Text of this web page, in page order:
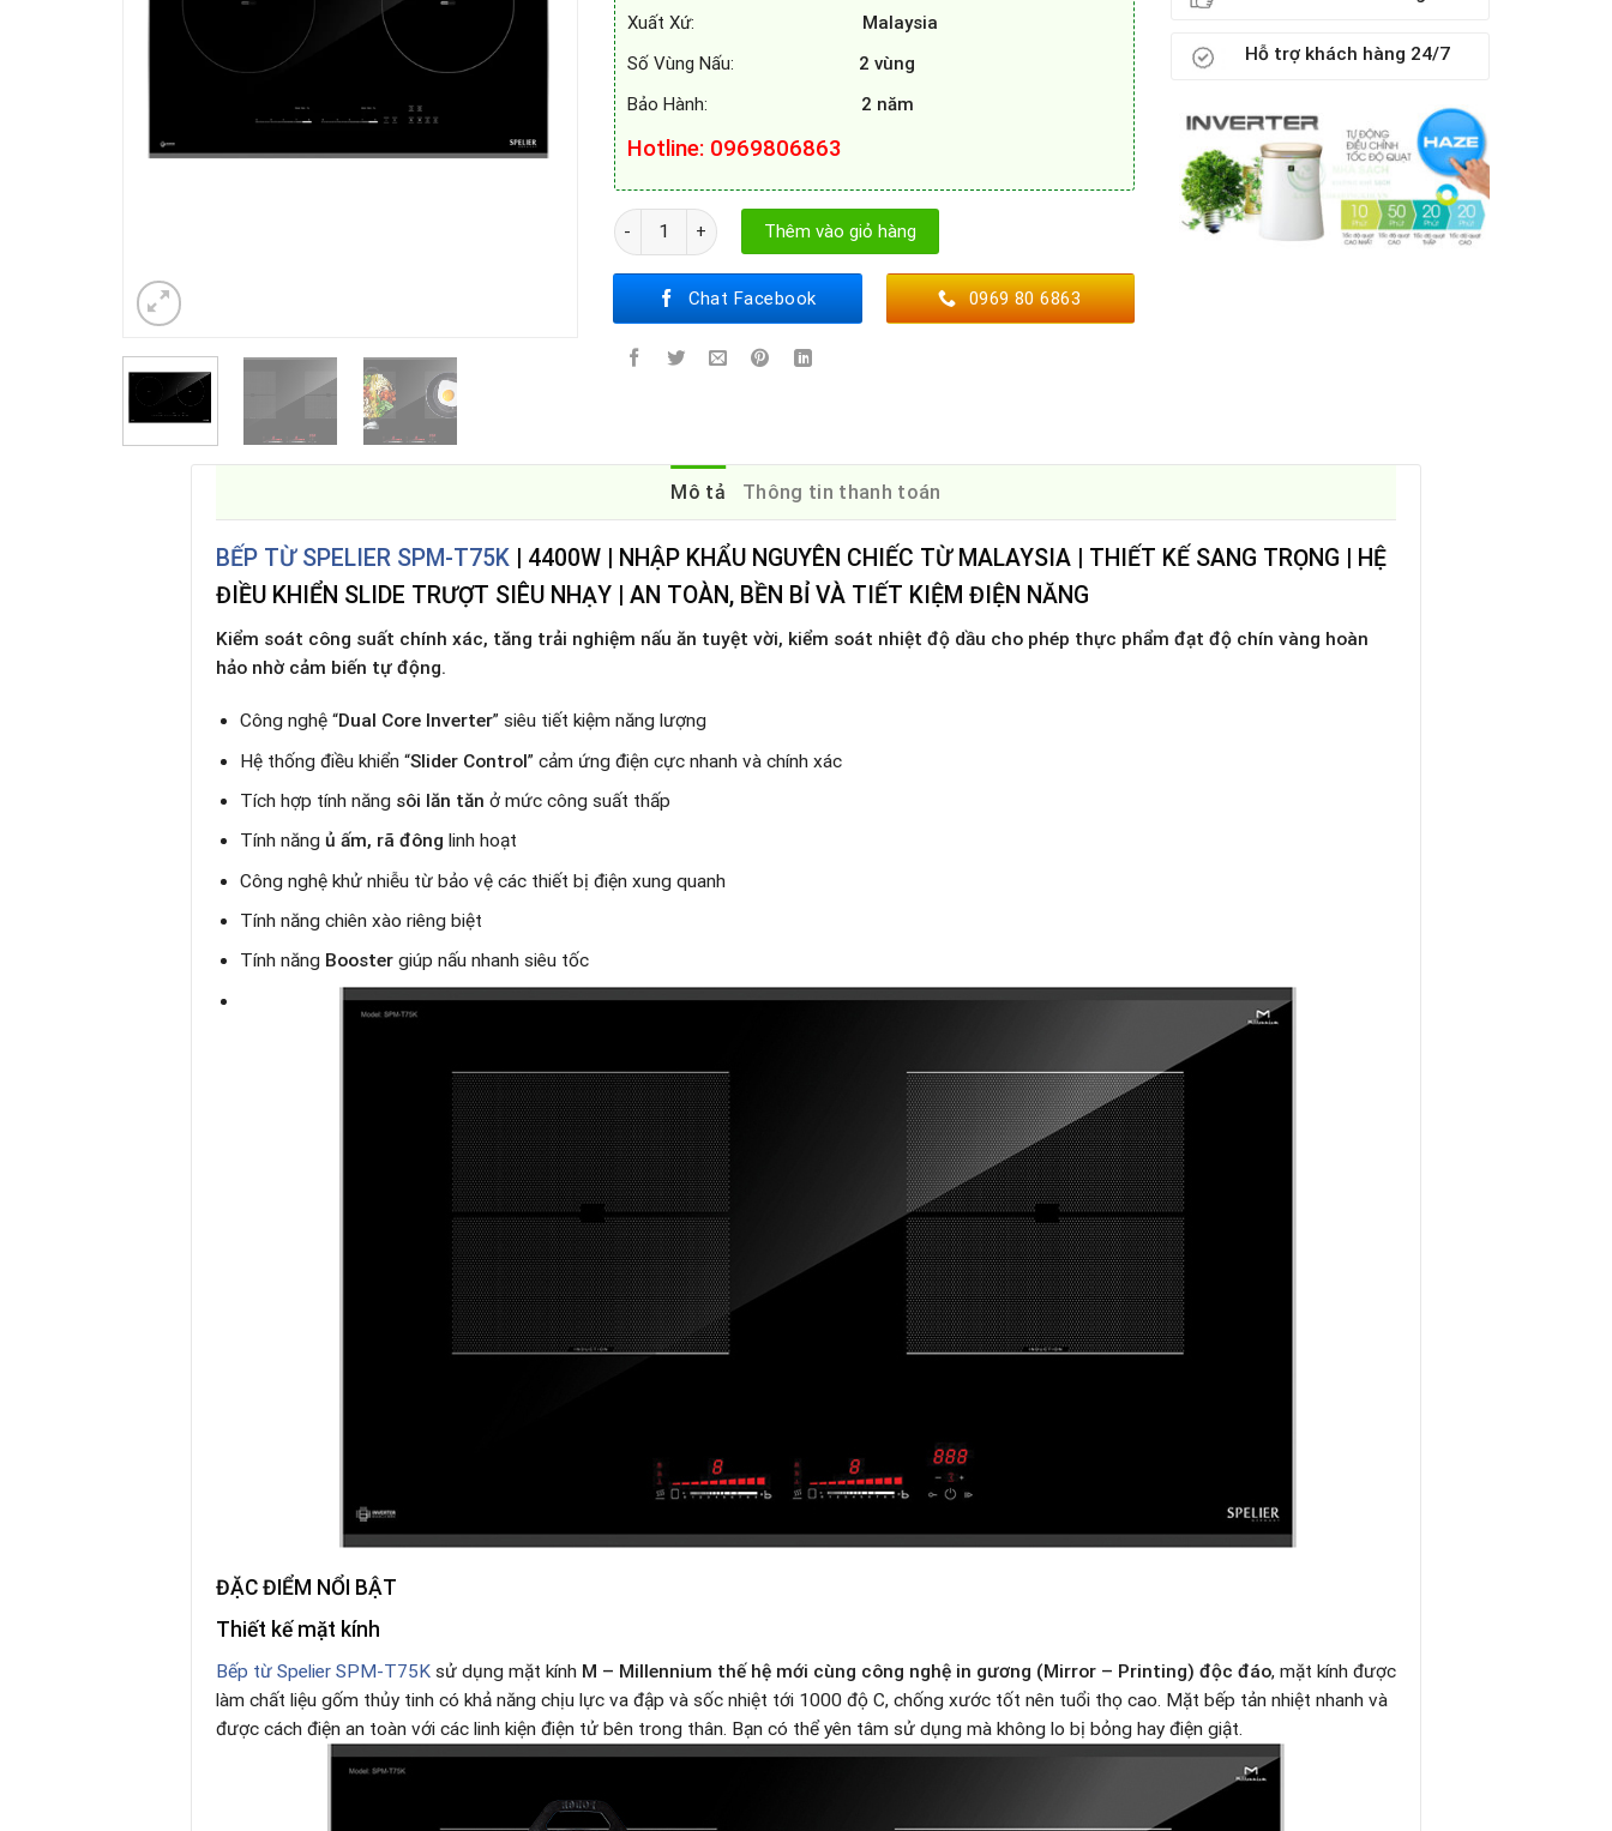
Xuất Xứ: Malaysia
Số Vùng Nấu: 2 vùng
Bảo Hành: 2 năm
Hotline: 0969806863
BẾP TỪ SPELIER SPM-T75K số lượng
Thêm vào giỏ hàng
Chat Facebook 0969 80 6863
Hỗ trợ khách hàng 24/7
Mô tả Thông tin thanh toán
BẾP TỪ SPELIER SPM-T75K | 4400W | NHẬP KHẨU NGUYÊN CHIẾC TỪ MALAYSIA | THIẾT KẾ SANG TRỌNG | HỆ
ĐIỀU KHIỂN SLIDE TRƯỢT SIÊU NHẠY | AN TOÀN, BỀN BỈ VÀ TIẾT KIỆM ĐIỆN NĂNG
Kiểm soát công suất chính xác, tăng trải nghiệm nấu ăn tuyệt vời, kiểm soát nhiệt độ dầu cho phép thực phẩm đạt độ chín vàng hoàn
hảo nhờ cảm biến tự động.
Công nghệ “Dual Core Inverter” siêu tiết kiệm năng lượng
Hệ thống điều khiển “Slider Control” cảm ứng điện cực nhanh và chính xác
Tích hợp tính năng sôi lăn tăn ở mức công suất thấp
Tính năng ủ ấm, rã đông linh hoạt
Công nghệ khử nhiễu từ bảo vệ các thiết bị điện xung quanh
Tính năng chiên xào riêng biệt
Tính năng Booster giúp nấu nhanh siêu tốc
ĐẶC ĐIỂM NỔI BẬT
Thiết kế mặt kính
Bếp từ Spelier SPM-T75K sử dụng mặt kính M – Millennium thế hệ mới cùng công nghệ in gương (Mirror – Printing) độc đáo, mặt kính được
làm chất liệu gốm thủy tinh có khả năng chịu lực va đập và sốc nhiệt tới 1000 độ C, chống xước tốt nên tuổi thọ cao. Mặt bếp tản nhiệt nhanh và
được cách điện an toàn với các linh kiện điện tử bên trong thân. Bạn có thể yên tâm sử dụng mà không lo bị bỏng hay điện giật.